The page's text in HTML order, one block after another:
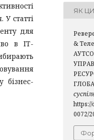
статті
для
в ІТ-
бізнес-
ЯК
&
0072/